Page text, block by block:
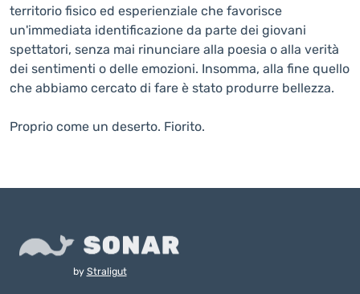
territorio fisico ed esperienziale che favorisce
un'immediata identificazione da parte dei giovani
spettatori, senza mai rinunciare alla poesia o alla verità
dei sentimenti o delle emozioni. Insomma, alla fine quello
che abbiamo cercato di fare è stato produrre bellezza.
Proprio come un deserto. Fiorito.
by Straligut